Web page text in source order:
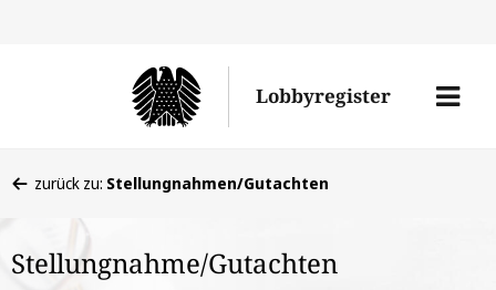
Lobbyregister
Menü
befinden
hier:
zurück zu: Stellungnahmen/Gutachten
Stellungnahme/Gutachten